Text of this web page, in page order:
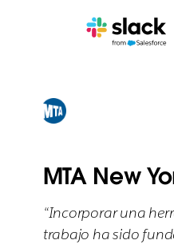
MTA New
“Incorporar una
trabajo ha sido